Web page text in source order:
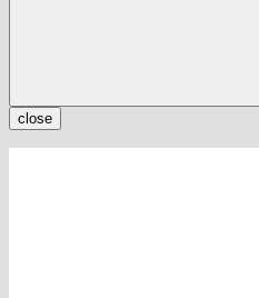
close